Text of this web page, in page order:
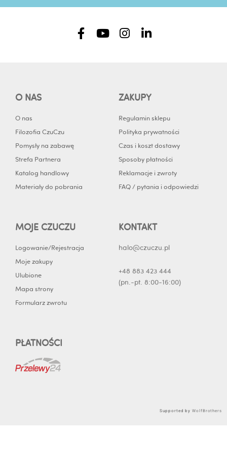
F
a
Y I
g
r
a
m
L
d
n
i
n
O NAS
O nas
Filozofia CzuCzu
Pomysły na zabawę
Strefa Partnera
Katalog handlowy
Materiały do pobrania
ZAKUPY
Regulamin sklepu
Polityka prywatności
Czas i koszt dostawy
Sposoby płatności
Reklamacje i zwroty
FAQ / pytania i odpowiedzi
MOJE CZUCZU
Logowanie/Rejestracja
Moje zakupy
Ulubione
Mapa strony
Formularz zwrotu
KONTAKT
halo@czuczu.pl
+48 883 423 444
(pn.-pt. 8:00-16:00)
PŁATNOŚCI
Supported byWolfBrothers